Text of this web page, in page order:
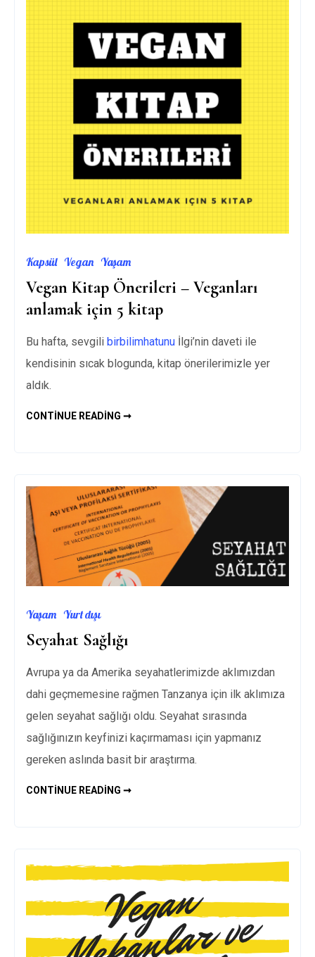
Kapsül Vegan Yaşam
Vegan Kitap Önerileri – Veganları
anlamak için 5 kitap
Bu hafta, sevgili birbilimhatunu İlgi’nin daveti ile
kendisinin sıcak blogunda, kitap önerilerimizle yer
aldık.
CONTINUE READING ➞VEGAN
5
KITAP
Yaşam Yurt dışı
Seyahat Sağlığı
Avrupa ya da Amerika seyahatlerimizde aklımızdan
dahi geçmemesine rağmen Tanzanya için ilk aklımıza
gelen seyahat sağlığı oldu. Seyahat sırasında
sağlığınızın keyfinizi kaçırmaması için yapmanız
gereken aslında basit bir araştırma.
CONTINUE READING ➞SEYAHAT